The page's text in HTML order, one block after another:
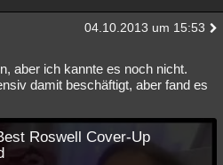
04.10.2013 um 15:53
aber ich kannte es noch nicht.
damit beschäftigt, aber fand es
Roswell Cover-Up